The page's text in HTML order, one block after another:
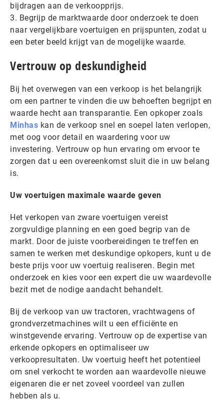
bijdragen aan de verkoopprijs.
3. Begrijp de marktwaarde door onderzoek te doen
naar vergelijkbare voertuigen en prijspunten, zodat u
een beter beeld krijgt van de mogelijke waarde.
Vertrouw op deskundigheid
Bij het overwegen van een verkoop is het belangrijk
om een partner te vinden die uw behoeften begrijpt en
waarde hecht aan transparantie. Een opkoper zoals
Minhas kan de verkoop snel en soepel laten verlopen,
met oog voor detail en waardering voor uw
investering. Vertrouw op hun ervaring om ervoor te
zorgen dat u een overeenkomst sluit die in uw belang
is.
Uw voertuigen maximale waarde geven
Het verkopen van zware voertuigen vereist
zorgvuldige planning en een goed begrip van de
markt. Door de juiste voorbereidingen te treffen en
samen te werken met deskundige opkopers, kunt u de
beste prijs voor uw voertuig realiseren. Begin met
onderzoek en kies voor een expert die uw waardevolle
bezit met de nodige aandacht behandelt.
Bij de verkoop van uw tractoren, vrachtwagens of
grondverzetmachines wilt u een efficiënte en
winstgevende ervaring. Vertrouw op de expertise van
erkende opkopers en optimaliseer uw
verkoopresultaten. Uw voertuig heeft het potentieel
om snel verkocht te worden aan waardevolle nieuwe
eigenaren die er net zoveel voordeel van zullen
hebben als u.